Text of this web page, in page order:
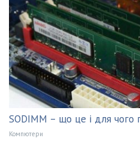
SODIMM – що це і для чого
Компютери